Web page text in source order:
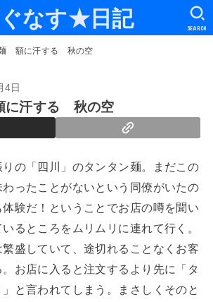
なす★日記 SEARCH
麺 額に汗する 秋の空
4日
に汗する 秋の空
の「四川」のタンタン麺。まだこの
ったことがないという同僚がいたの
験だ！ということでお店の噂を聞い
るところをムリムリに連れて行く。
盛していて、途切れることなくお客
お店に入ると注文するより先に「タ
と言われてしまう。まさしくそのと